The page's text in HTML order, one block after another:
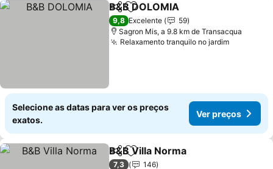
PartilharAdicionar aos favoritos
B&B DOLOMIA
9,8 Excelente
59
Sagron Mis, a 9.8 km de Transacqua
Relaxamento tranquilo no jardimVer
Selecione as datas para ver os preços
exatos.
Ver preços
PartilharAdicionar aos favoritos
B&B Villa Norma
7,3
146